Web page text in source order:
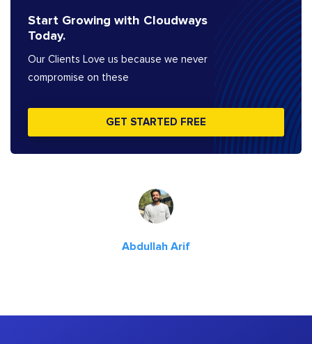
Start Growing with Cloudways
Today.
Our Clients Love us because we never
compromise on these
GET STARTED FREE
Abdullah Arif